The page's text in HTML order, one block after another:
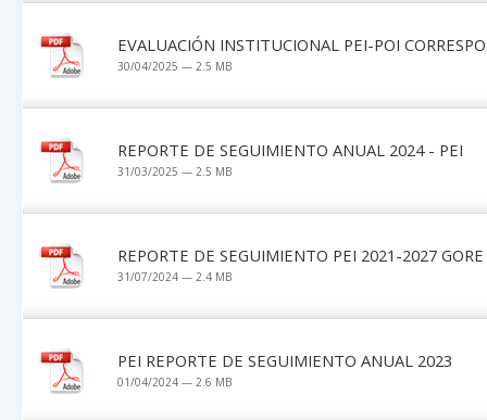
EVALUACIÓN INSTITUCIONAL PEI-POI
30/04/2025 — 2.5 MB
REPORTE DE SEGUIMIENTO ANUAL 2024 - PEI
31/03/2025 — 2.5 MB
REPORTE DE SEGUIMIENTO PEI 2021-2027
31/07/2024 — 2.4 MB
PEI REPORTE DE SEGUIMIENTO ANUAL 2023
01/04/2024 — 2.6 MB